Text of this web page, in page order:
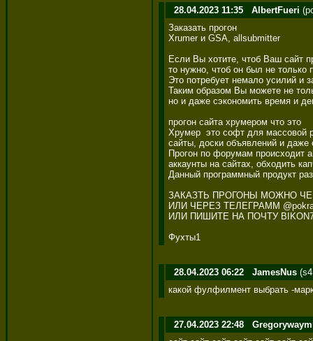
28.04.2023 11:35 AlbertFueri
Заказать прогон
Xrumer и GSA, allsubmitter
Если Вы хотите, чтоб Ваш сайт
то нужно, чтоб он был не
Это потребует немало усилий и
Таким образом Вы можете не
но и даже сэкономить время и
прогон сайта хрумером что это
Хрумер  это софт для массовой
сайты, доски объявлений и
Прогон по форумам происходит
аккаунты на сайтах, обходить
Данный программный продукт
ЗАКАЗТЬ ПРОГОНЫ МОЖНО
ИЛИ ЧЕРЕЗ ТЕЛЕГРАММ
ИЛИ ПИШИТЕ НА ПОЧТУ
Фухты1
28.04.2023 06:22 JamesNus
какой фулфилмент выбрать -
27.04.2023 22:48